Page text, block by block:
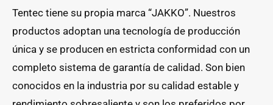
Tentec tiene su propia marca “JAKKO”. Nuestros
productos adoptan una tecnología de producción
única y se producen en estricta conformidad con un
completo sistema de garantía de calidad. Son bien
conocidos en la industria por su calidad estable y